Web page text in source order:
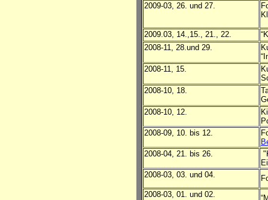
2009-03, 26. und 27.
2009.03, 14.,15., 21., 22.
2008-11, 28.und 29.
2008-11, 15.
2008-10, 18.
2008-10, 12.
2008-09, 10. bis 12.
2008-04, 21. bis 26.
2008-03, 03. und 04.
2008-03, 01. und 02.